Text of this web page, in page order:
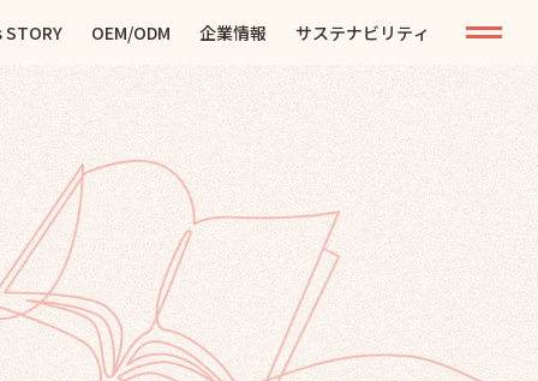
OEM/ODM 企業情報 サステナビリティ